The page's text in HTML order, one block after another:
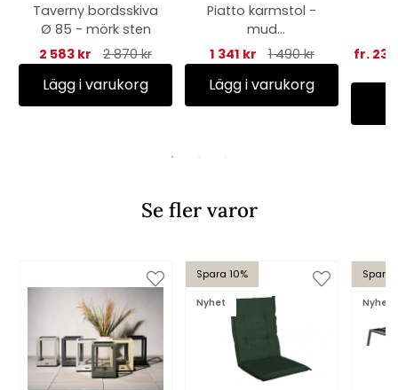
Taverny bordsskiva
Ø 85 - mörk sten
2 583 kr
2 870 kr
Lägg i varukorg
Piatto karmstol -
mud
brown/black/raw
peanut dyna
1 341 kr 1 490 kr
Lägg i varukorg
fr. 23
Se fler varor
Spara 10%
Nyhet
Spara
Nyhet